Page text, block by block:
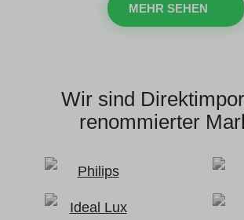
MEHR SEHEN
Wir sind
renommierter